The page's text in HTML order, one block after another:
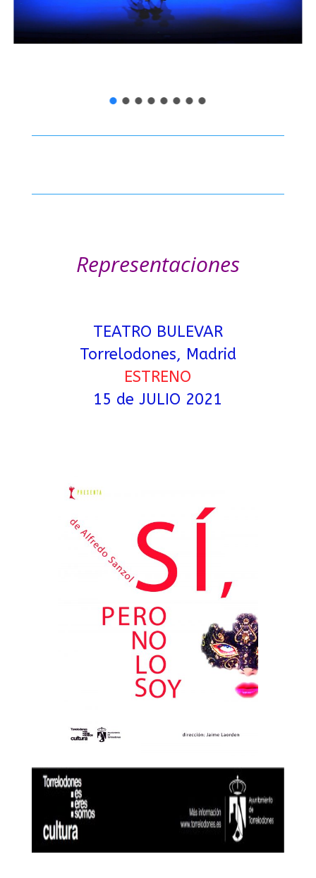
Representaciones
TEATRO BULEVAR
Torrelodones, Madrid
ESTRENO
15 de JULIO 2021